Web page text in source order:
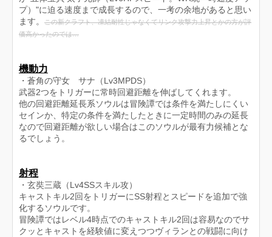
プ）"に迫る速度まで成長するので、一考の余地があると思い
ます。
この新クラフト、凍結耐性じゃなくてリンク攻撃力上昇とかの方が評
価高かったのでは…
機動力
・蒼角の守女 サナ（Lv3MPDS）
武器2つをトリガーに常時回避距離を伸ばしてくれます。
他の回避距離延長系ソウルは冒険譚では条件を満たしにくい
セインか、特定の条件を満たしたときに一定時間のみの延長
なので回避距離が欲しい場合はこのソウルが最有力候補とな
るでしょう。
射程
・玄奘三蔵（Lv4SSスキル攻）
キャストキル2回をトリガーにSS射程とスピードを追加で強
化するソウルです。
冒険譚ではレベル4時点でのキャストキル2回は容易なのでサ
クッとキャストを経験値に変えつつヴィランとの戦闘に向け